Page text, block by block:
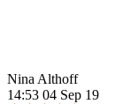
Nina Althoff
14:53 04 Sep 19